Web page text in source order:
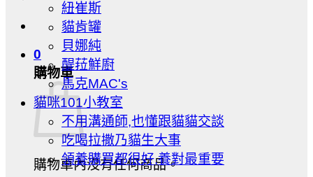
0
購物車
購物車內沒有任何商品。
紐崔斯
貓肯罐
貝娜純
醍菈鮮廚
馬克MAC's
貓咪101小教室
不用溝通師,也懂跟貓貓交談
吃喝拉撒乃貓生大事
領養購買都很好,養對最重要